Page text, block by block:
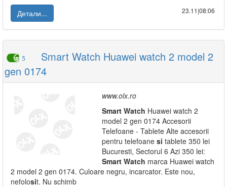
Детали...
23.11|08:06
5
Smart Watch Huawei watch 2 model 2
gen 0174
www.olx.ro
Smart Watch Huawei watch 2
model 2 gen 0174 Accesorii
Telefoane - Tablete Alte accesorii
pentru telefoane si tablete 350 lei
Bucuresti, Sectorul 6 Azi 350 lei:
Smart Watch marca Huawei watch
2 model 2 gen 0174. Culoare negru, incarcator. Este nou,
nefolosit. Nu schimb